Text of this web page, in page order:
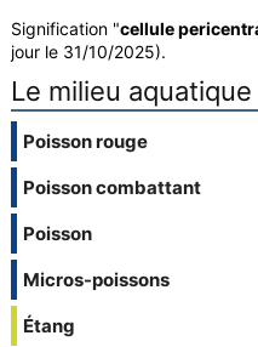
Signification "cellule
jour le 31/10/2025).
Le milieu aquatique
Poisson rouge
Poisson combattant
Poisson
Micros-poissons
Étang